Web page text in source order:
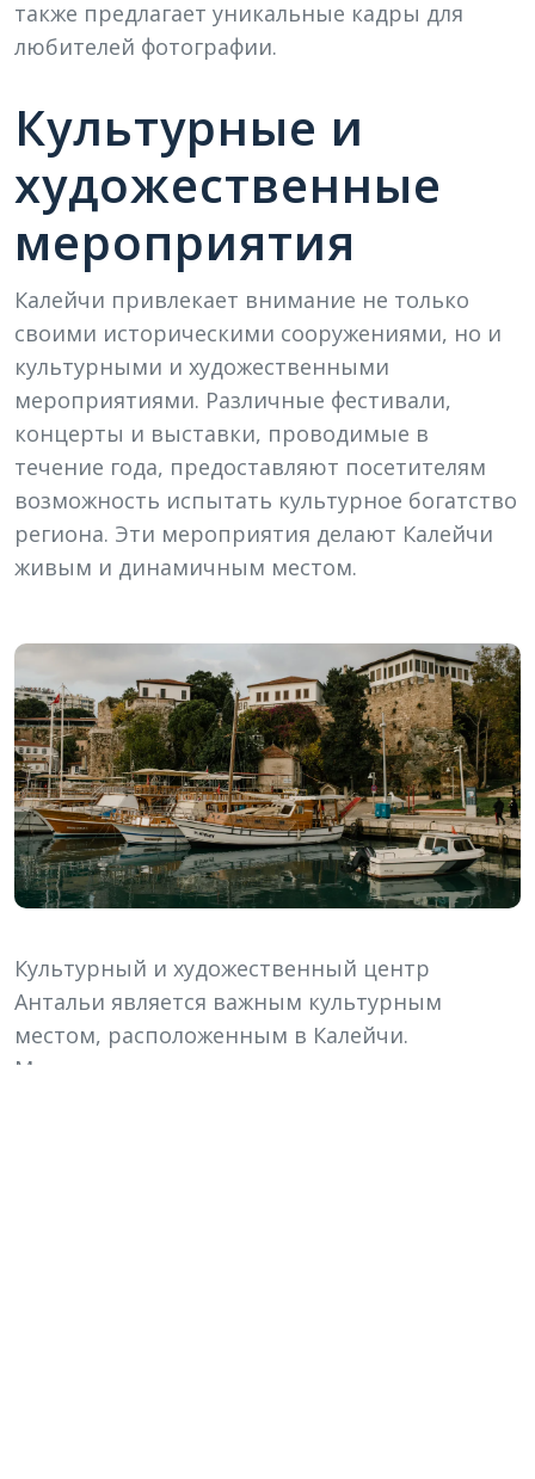
также предлагает уникальные кадры для
любителей фотографии.
Культурные и
художественные
мероприятия
Калейчи привлекает внимание не только
своими историческими сооружениями, но и
культурными и художественными
мероприятиями. Различные фестивали,
концерты и выставки, проводимые в
течение года, предоставляют посетителям
возможность испытать культурное богатство
региона. Эти мероприятия делают Калейчи
живым и динамичным местом.
Культурный и художественный центр
Антальи является важным культурным
местом, расположенным в Калейчи.
Мероприятия и выставки, проводимые